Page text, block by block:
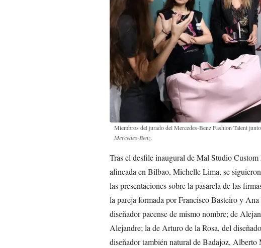
Miembros del jurado del Mercedes-Benz Fashion Talent
Mercedes-Benz.
Tras el desfile inaugural de Mal Studio Custom
afincada en Bilbao, Michelle Lima, se
las presentaciones sobre la pasarela de las
la pareja formada por Francisco Basteiro y
diseñador pacense de mismo nombre; de
Alejandre; la de Arturo de la Rosa, del
diseñador también natural de Badajoz,